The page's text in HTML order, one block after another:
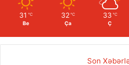
31 ℃
Be
32 ℃
Ça
33 ℃
Ç
Son